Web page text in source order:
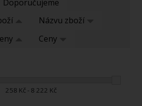
Doporučujeme
Názvu zboží
Ceny
258 Kč - 8 222 Kč